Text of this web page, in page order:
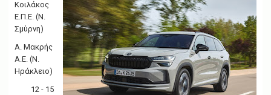
Κοιλάκος
Ε.Π.Ε. (Ν.
Σμύρνη)
A. Μακρής
A.E. (Ν.
Ηράκλειο)
12 - 15